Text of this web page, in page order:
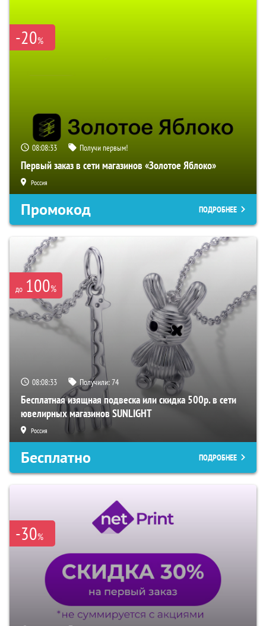
-20%
08:08:32 Получи первым!
Первый заказ в сети магазинов «Золотое Яблоко»
Россия
Промокод ПОДРОБНЕЕ
до 100%
08:08:32 Получили:74
Бесплатная изящная подвеска или скидка 500р. в сети
ювелирных магазинов SUNLIGHT
Россия
Бесплатно ПОДРОБНЕЕ
-30%